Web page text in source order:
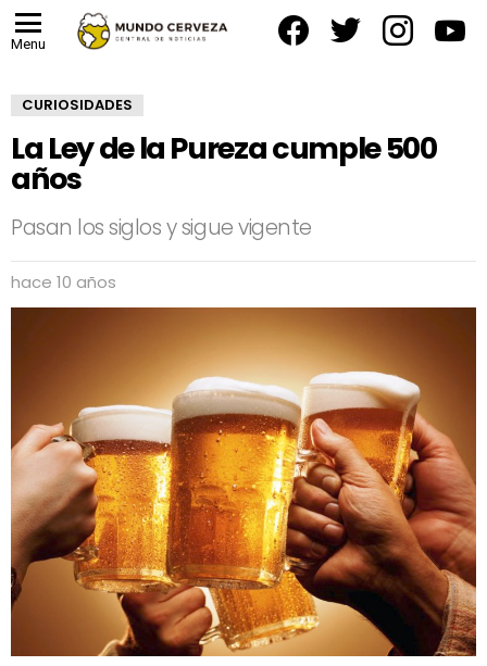
Menu
CURIOSIDADES
La Ley de la Pureza cumple 500
años
Pasan los siglos y sigue vigente
hace 10 años